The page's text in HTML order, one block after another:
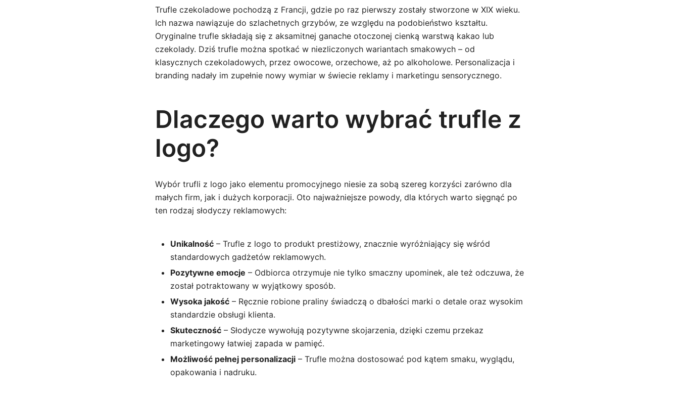
Trufle czekoladowe pochodzą z Francji, gdzie po raz pierwszy zostały stworzone w XIX wieku.
Ich nazwa nawiązuje do szlachetnych grzybów, ze względu na podobieństwo kształtu.
Oryginalne trufle składają się z aksamitnej ganache otoczonej cienką warstwą kakao lub
czekolady. Dziś trufle można spotkać w niezliczonych wariantach smakowych – od
klasycznych czekoladowych, przez owocowe, orzechowe, aż po alkoholowe. Personalizacja i
branding nadały im zupełnie nowy wymiar w świecie reklamy i marketingu sensorycznego.
Dlaczego warto wybrać trufle z
logo?
Wybór trufli z logo jako elementu promocyjnego niesie za sobą szereg korzyści zarówno dla
małych firm, jak i dużych korporacji. Oto najważniejsze powody, dla których warto sięgnąć po
ten rodzaj słodyczy reklamowych:
Unikalność – Trufle z logo to produkt prestiżowy, znacznie wyróżniający się wśród
standardowych gadżetów reklamowych.
Pozytywne emocje – Odbiorca otrzymuje nie tylko smaczny upominek, ale też odczuwa, że
został potraktowany w wyjątkowy sposób.
Wysoka jakość – Ręcznie robione praliny świadczą o dbałości marki o detale oraz wysokim
standardzie obsługi klienta.
Skuteczność – Słodycze wywołują pozytywne skojarzenia, dzięki czemu przekaz
marketingowy łatwiej zapada w pamięć.
Możliwość pełnej personalizacji – Trufle można dostosować pod kątem smaku, wyglądu,
opakowania i nadruku.